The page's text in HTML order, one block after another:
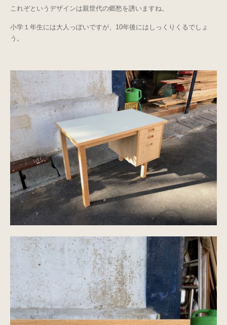
これぞというデザインは親世代の郷愁を誘いますね。
小学１年生には大人っぽいですが、10年後にはしっくりくるでしょ
う。